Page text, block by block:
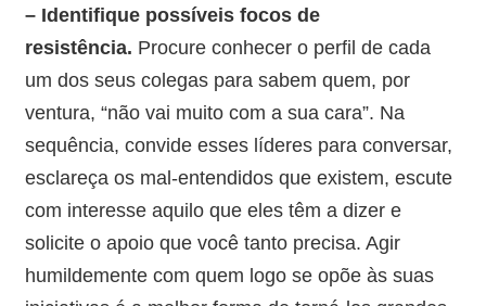
– Identifique possíveis focos de
resistência. Procure conhecer o perfil de cada
um dos seus colegas para sabem quem, por
ventura, “não vai muito com a sua cara”. Na
sequência, convide esses líderes para conversar,
esclareça os mal-entendidos que existem, escute
com interesse aquilo que eles têm a dizer e
solicite o apoio que você tanto precisa. Agir
humildemente com quem logo se opõe às suas